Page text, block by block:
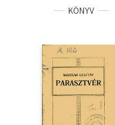
Tankönyv, segédkönyv
Társadalomtudomány
Természettudomány
Történelem
KÖNYV